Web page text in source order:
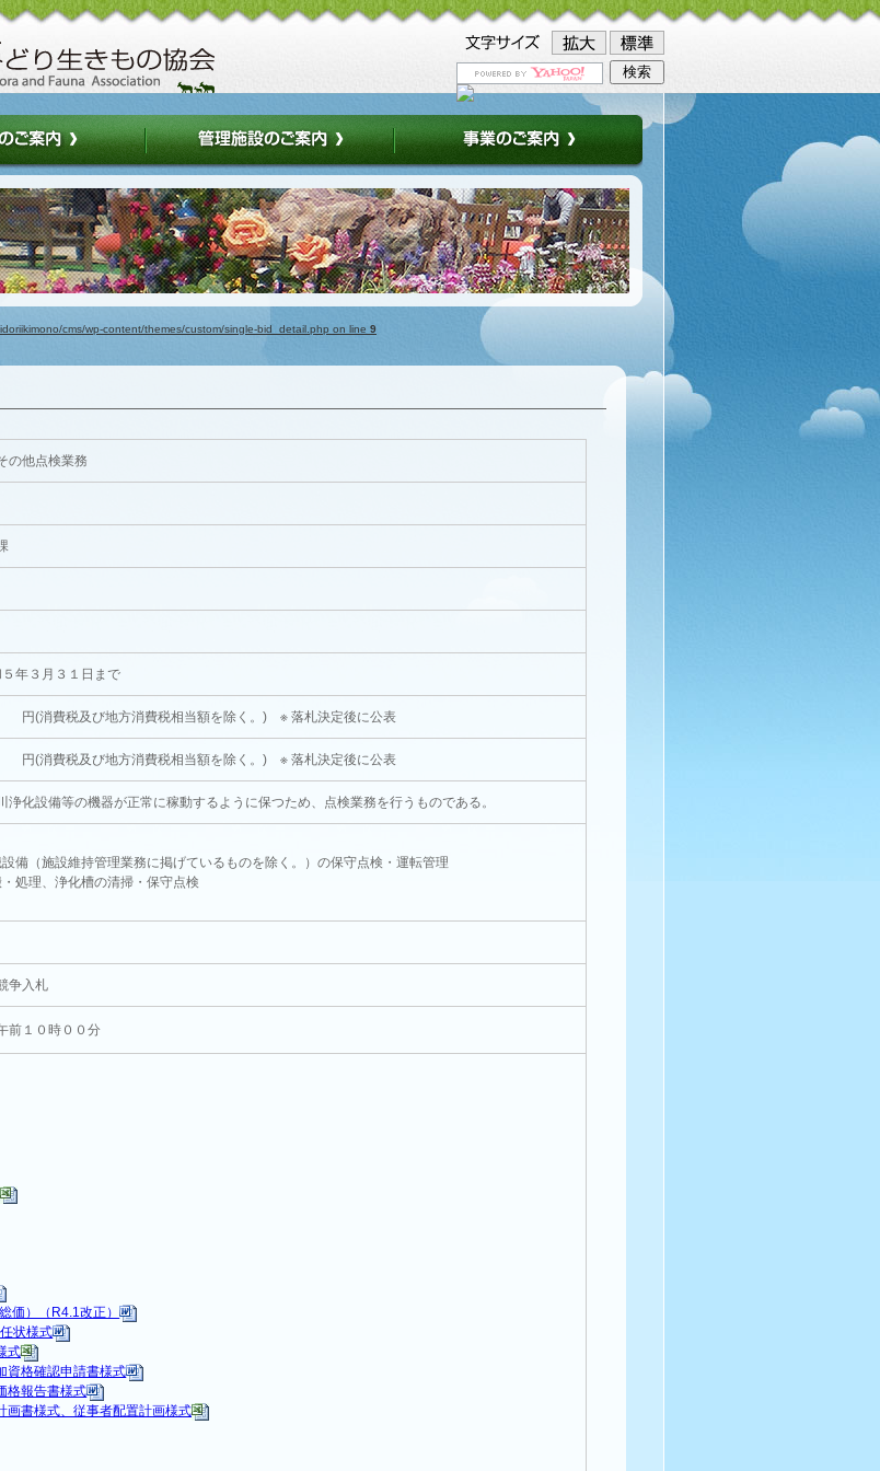
cms/wp-content/themes/custom/single-bid_detail.php on line 9
の他点検業務
年３月３１日まで
方消費税相当額を除く。) ※ 落札決定後に公表
方消費税相当額を除く。) ※ 落札決定後に公表
浄化設備等の機器が正常に稼動するように保つため、点検業務を行うものである。
備（施設維持管理業務に掲げているものを除く。）の保守点検・運転管理
処理、浄化槽の清掃・保守点検
争入札
前１０時００分
価）（R4.1改正）
状様式
式
資格確認申請書様式
格報告書様式
画書様式、従事者配置計画様式